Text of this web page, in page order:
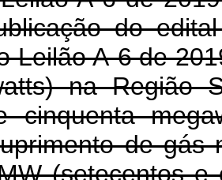
do
Leilão A-6 de
na Região
cinquenta
de gás
(setecentos e